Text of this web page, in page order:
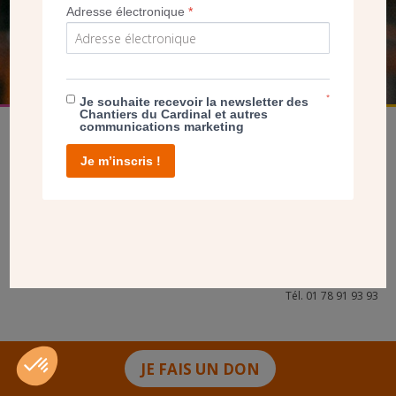
JE FAIS UN DON
FAIRE UN DON
Tél. 01 78 91 93 93
Adresse électronique*
Je souhaite recevoir la newsletter des
Chantiers du Cardinal et autres
communications marketing
*
Je m’inscris !